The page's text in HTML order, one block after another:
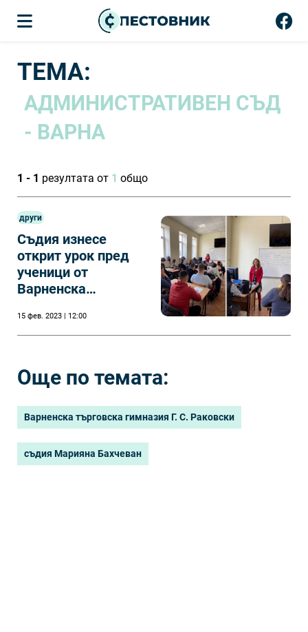
ТЕМА:
АДМИНИСТРАТИВЕН СЪД
- ВАРНА
1 - 1 резултата от 1 общо
други
Съдия изнесе
открит урок пред
ученици от
Варненска
15 фев. 2023 | 12:00
Още по темата:
Варненска търговска гимназия Г. С. Раковски
съдия Марияна Бахчеван